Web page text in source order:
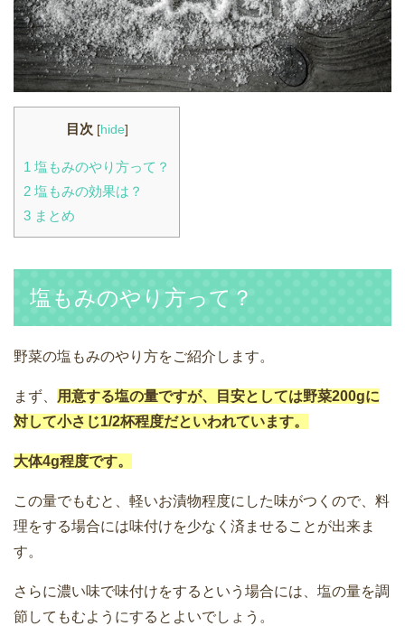
目次 [hide]
1 塩もみのやり方って？
2 塩もみの効果は？
3 まとめ
塩もみのやり方って？
野菜の塩もみのやり方をご紹介します。
まず、
用意する塩の量ですが、目安としては野菜200gに
対して小さじ1/2杯程度だといわれています。
大体4g程度です。
この量でもむと、軽いお漬物程度にした味がつくので、料
理をする場合には味付けを少なく済ませることが出来ま
す。
さらに濃い味で味付けをするという場合には、塩の量を調
節してもむようにするとよいでしょう。